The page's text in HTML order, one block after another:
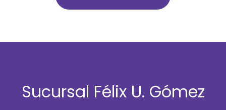
Sucursal Félix U. Gómez